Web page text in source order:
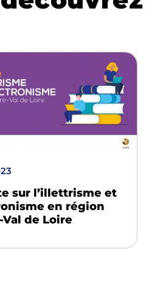
sur l’illettrisme et
en région
de Loire